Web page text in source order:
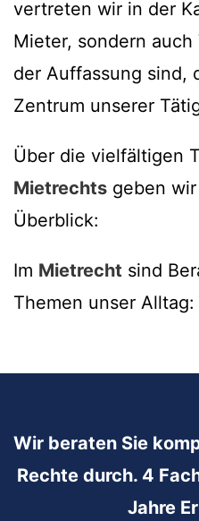
vertreten wir in der
Mieter, sondern
der Auffassung sind,
Zentrum unserer
Über die vielfältigen
Mietrechts geben
Überblick:
Im Mietrecht sind
Themen unser Alltag:
Wir beraten Sie
Rechte durch. 4
Jahre